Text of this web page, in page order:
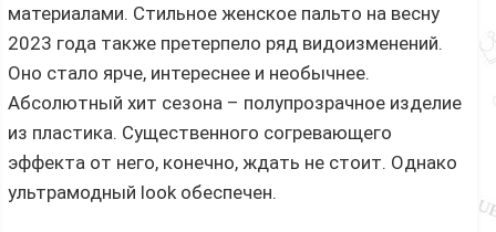
материалами. Стильное женское пальто на весну
2023 года также претерпело ряд видоизменений.
Оно стало ярче, интереснее и необычнее.
Абсолютный хит сезона – полупрозрачное изделие
из пластика. Существенного согревающего
эффекта от него, конечно, ждать не стоит. Однако
ультрамодный look обеспечен.